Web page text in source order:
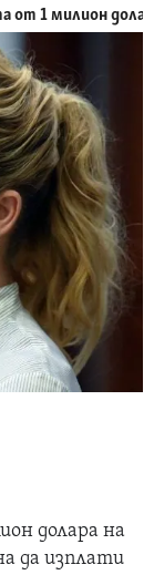
от 1 милион
долара на
да изплати